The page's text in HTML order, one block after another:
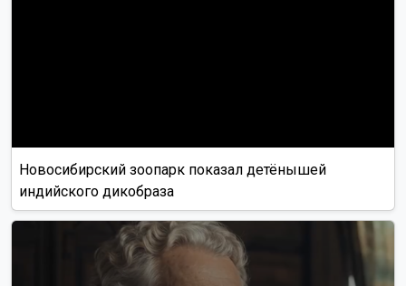
Новосибирский зоопарк показал детёнышей
индийского дикобраза